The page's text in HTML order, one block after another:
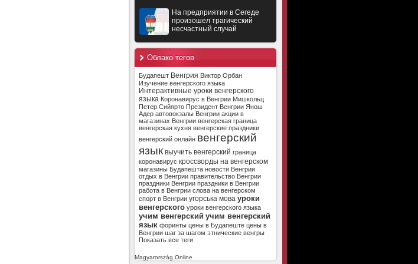
На предприятии в Сегеде
произошел трагический
несчастный случай
Облако тегов
Будапешт Венгрия Виктор Орбан
Изучение венгерского языка
Интерактивные уроки венгерского
языка Коронавирус в Венгрии Мишкольц
Петер Сийярто Президент Венгрии Янош
Адер автовокзалы Венгрии акции в
магазинах Венгрии венгерская граница
венгерская кухня венгерские праздники
венгерский онлайн венгерский
язык выучить венгерский граница
коронавирус кроссворды на венгерском
магазины Будапешта новости Венгрии
отдых в Венгрии правительство Венгрии
праздники Венгрии праздники в Венгрии
работа в Венгрии слова на венгерском
спорт в Венгрии угорська мова уроки
венгерского уроки венгерского языка
учим венгерский учим венгерский
язык форинты цены в Будапеште цены в
Венгрии шаг за шагом этнические венгры
Показать все теги
Magyarország Online